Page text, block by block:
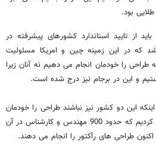
بود.
از تایید استاندارد کشورهای پیشرفته در
که در این زمینه چین و امریکا مسئولیت
طراحی را خودمان انجام می دهیم نه آنان زیرا
و این در برجام نیز درج شده است.
این دو کشور نیز نباشند طراحی را خودمان
به عهده گرفتیم و شرکتی تاسیس کردیم که حدود 900 مهندس و کارشناس در آن
طراحی های رآکتور را انجام می دهند.